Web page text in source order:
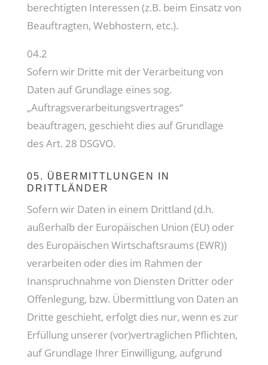
berechtigten Interessen (z.B. beim Einsatz von
Beauftragten, Webhostern, etc.).
04.2
Sofern wir Dritte mit der Verarbeitung von
Daten auf Grundlage eines sog.
„Auftragsverarbeitungsvertrages“
beauftragen, geschieht dies auf Grundlage
des Art. 28 DSGVO.
05. ÜBERMITTLUNGEN IN
DRITTLÄNDER
Sofern wir Daten in einem Drittland (d.h.
außerhalb der Europäischen Union (EU) oder
des Europäischen Wirtschaftsraums (EWR))
verarbeiten oder dies im Rahmen der
Inanspruchnahme von Diensten Dritter oder
Offenlegung, bzw. Übermittlung von Daten an
Dritte geschieht, erfolgt dies nur, wenn es zur
Erfüllung unserer (vor)vertraglichen Pflichten,
auf Grundlage Ihrer Einwilligung, aufgrund